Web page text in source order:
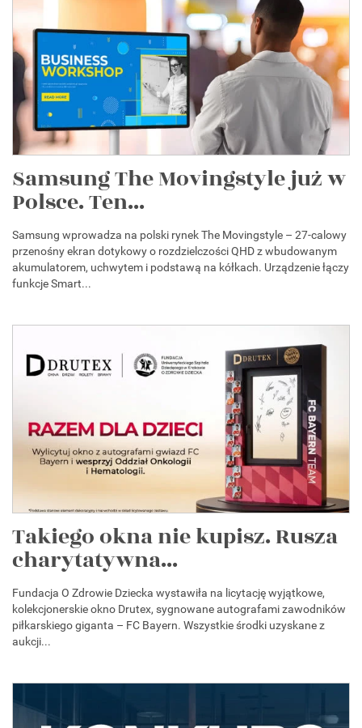
Samsung The Movingstyle już w
Polsce. Ten...
Samsung wprowadza na polski rynek The Movingstyle – 27-calowy
przenośny ekran dotykowy o rozdzielczości QHD z wbudowanym
akumulatorem, uchwytem i podstawą na kółkach. Urządzenie łączy
funkcje Smart...
Takiego okna nie kupisz. Rusza
charytatywna...
Fundacja O Zdrowie Dziecka wystawiła na licytację wyjątkowe,
kolekcjonerskie okno Drutex, sygnowane autografami zawodników
piłkarskiego giganta – FC Bayern. Wszystkie środki uzyskane z
aukcji...